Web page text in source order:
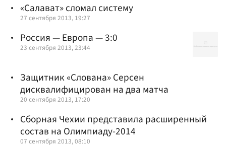
«Салават» сломал систему
27 сентября 2013, 19:27
Россия — Европа — 3:0
23 сентября 2013, 23:44
Защитник «Слована» Серсен
дисквалифицирован на два матча
20 сентября 2013, 17:20
Сборная Чехии представила расширенный
состав на Олимпиаду-2014
07 сентября 2013, 08:10